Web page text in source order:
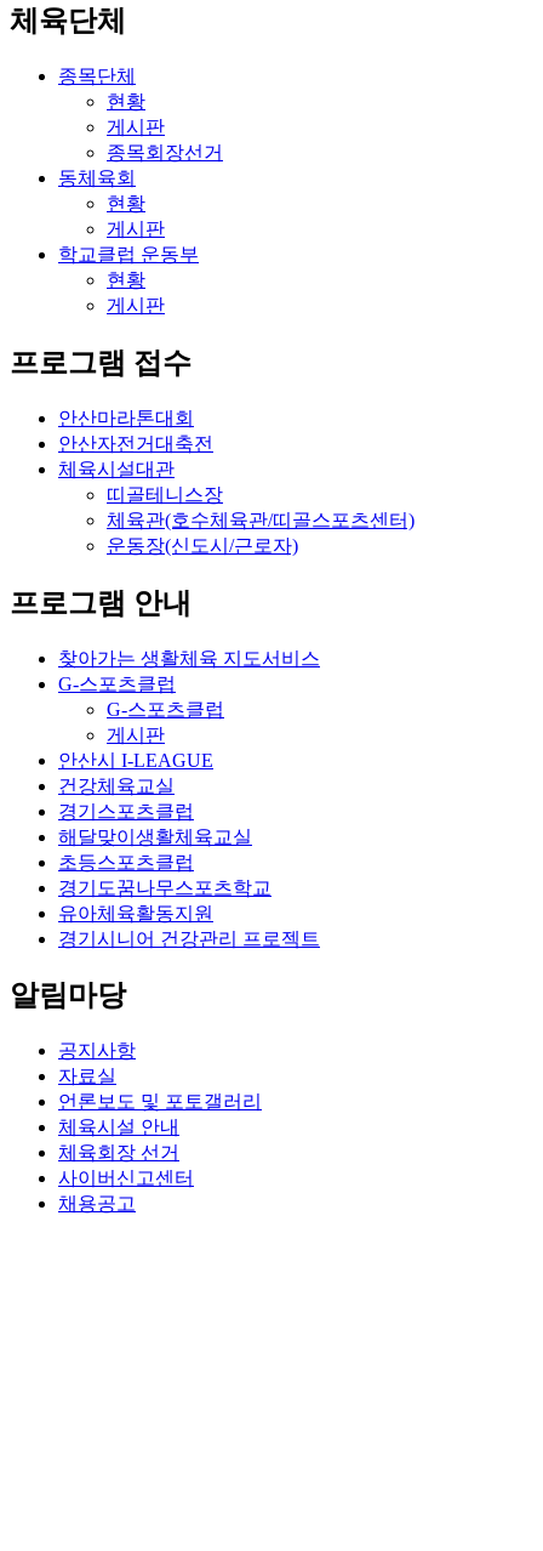
체육단체
종목단체
현황
게시판
종목회장선거
동체육회
현황
게시판
학교클럽 운동부
현황
게시판
프로그램 접수
안산마라톤대회
안산자전거대축전
체육시설대관
띠골테니스장
체육관(호수체육관/띠골스포츠센터)
운동장(신도시/근로자)
프로그램 안내
찾아가는 생활체육 지도서비스
G-스포츠클럽
G-스포츠클럽
게시판
안산시 I-LEAGUE
건강체육교실
경기스포츠클럽
해달맞이생활체육교실
초등스포츠클럽
경기도꿈나무스포츠학교
유아체육활동지원
경기시니어 건강관리 프로젝트
알림마당
공지사항
자료실
언론보도 및 포토갤러리
체육시설 안내
체육회장 선거
사이버신고센터
채용공고